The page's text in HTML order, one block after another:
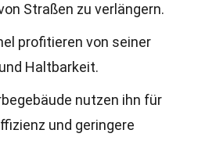
Straßen zu verlängern.
profitieren von seiner
Haltbarkeit.
nutzen ihn für
und geringere